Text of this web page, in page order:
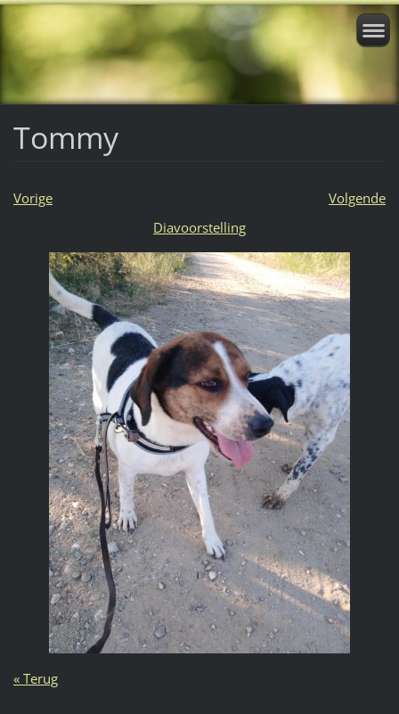
Tommy
Vorige
Volgende
Diavoorstelling
« Terug